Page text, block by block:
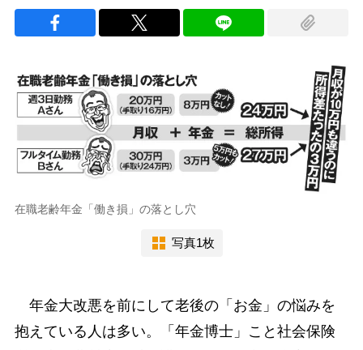
在職老齢年金「働き損」の落とし穴
写真1枚
年金大改悪を前にして老後の「お金」の悩みを
抱えている人は多い。「年金博士」こと社会保険